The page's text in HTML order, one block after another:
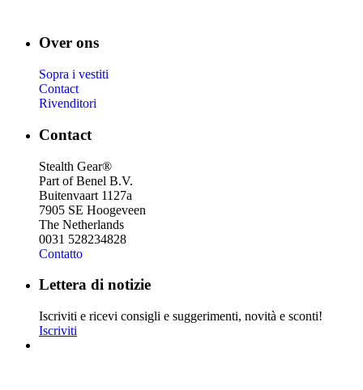
Over ons
Sopra i vestiti
Contact
Rivenditori
Contact
Stealth Gear®
Part of Benel B.V.
Buitenvaart 1127a
7905 SE Hoogeveen
The Netherlands
0031 528234828
Contatto
Lettera di notizie
Iscriviti e ricevi consigli e suggerimenti, novità e sconti!
Iscriviti